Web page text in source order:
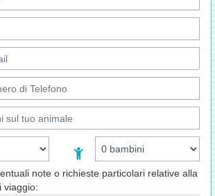
note o richieste particolari relative alla
viaggio: